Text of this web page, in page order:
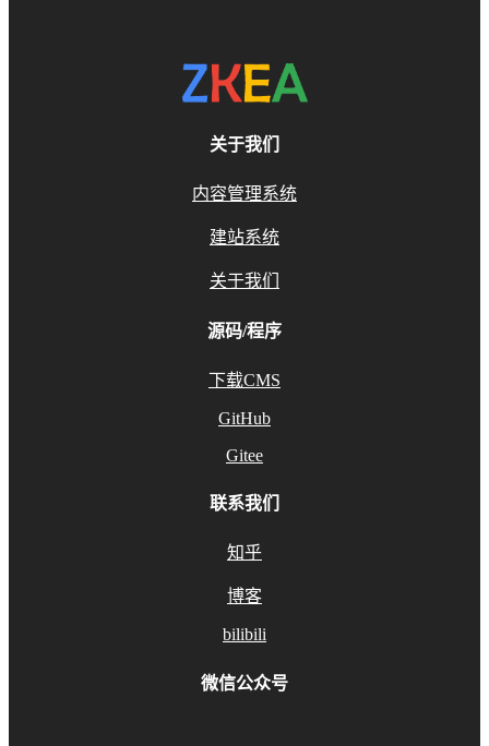
关于我们
内容管理系统
建站系统
关于我们
源码/程序
下载CMS
GitHub
Gitee
联系我们
知乎
博客
bilibili
微信公众号